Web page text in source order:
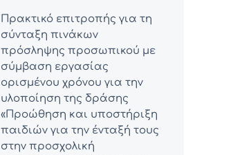
Πρακτικό επιτροπής για τη
σύνταξη πινάκων
πρόσληψης προσωπικού με
σύμβαση εργασίας
ορισμένου χρόνου για την
υλοποίηση της δράσης
«Προώθηση και υποστήριξη
παιδιών για την ένταξή τους
στην προσχολική